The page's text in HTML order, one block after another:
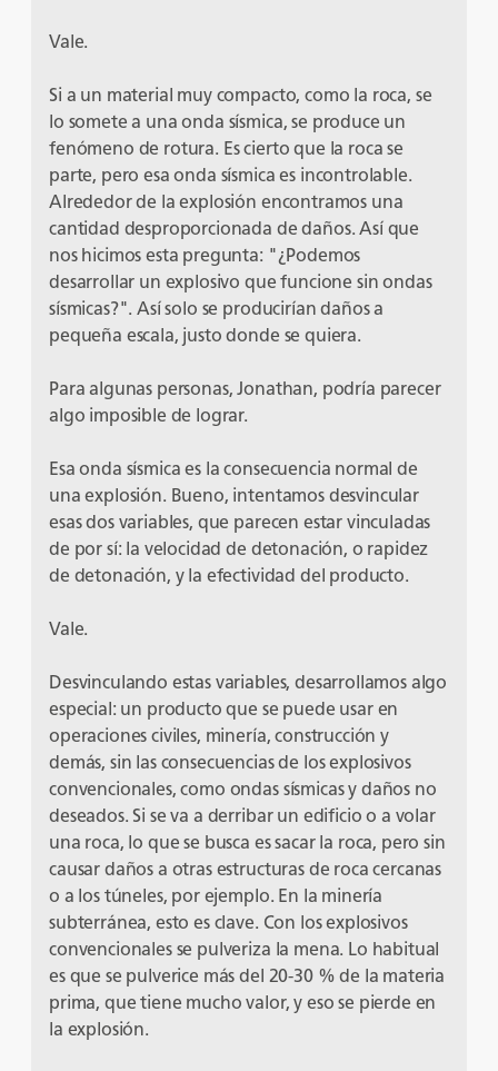
Vale.
Si a un material muy compacto, como la roca, se
lo somete a una onda sísmica, se produce un
fenómeno de rotura. Es cierto que la roca se
parte, pero esa onda sísmica es incontrolable.
Alrededor de la explosión encontramos una
cantidad desproporcionada de daños. Así que
nos hicimos esta pregunta: "¿Podemos
desarrollar un explosivo que funcione sin ondas
sísmicas?". Así solo se producirían daños a
pequeña escala, justo donde se quiera.
Para algunas personas, Jonathan, podría parecer
algo imposible de lograr.
Esa onda sísmica es la consecuencia normal de
una explosión. Bueno, intentamos desvincular
esas dos variables, que parecen estar vinculadas
de por sí: la velocidad de detonación, o rapidez
de detonación, y la efectividad del producto.
Vale.
Desvinculando estas variables, desarrollamos algo
especial: un producto que se puede usar en
operaciones civiles, minería, construcción y
demás, sin las consecuencias de los explosivos
convencionales, como ondas sísmicas y daños no
deseados. Si se va a derribar un edificio o a volar
una roca, lo que se busca es sacar la roca, pero sin
causar daños a otras estructuras de roca cercanas
o a los túneles, por ejemplo. En la minería
subterránea, esto es clave. Con los explosivos
convencionales se pulveriza la mena. Lo habitual
es que se pulverice más del 20-30 % de la materia
prima, que tiene mucho valor, y eso se pierde en
la explosión.